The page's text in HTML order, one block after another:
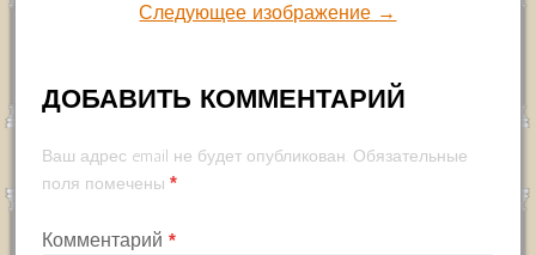
Следующее изображение →
ДОБАВИТЬ КОММЕНТАРИЙ
Ваш адрес email не будет опубликован. Обязательные
поля помечены *
Комментарий *